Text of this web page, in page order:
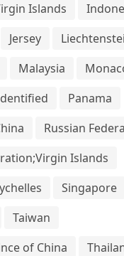
Islands
Jersey
Malaysia
Panama
Russian
Islands
Singapore
Taiwan
of China